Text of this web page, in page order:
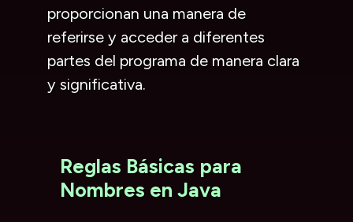
proporcionan una manera de
referirse y acceder a diferentes
partes del programa de manera clara
y significativa.
Reglas Básicas para
Nombres en Java